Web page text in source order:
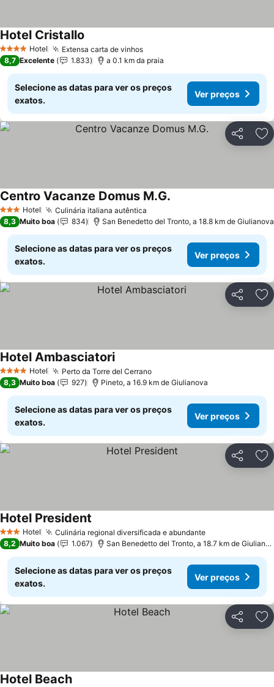
4 EstrelasHotel Extensa carta de vinhos
Hotel Cristallo
8,7 Excelente 1.833 a 0.1 km da praia
Selecione as datas para ver os preços
exatos.
Ver preços
Partilhar
3 EstrelasHotel Culinária italiana autêntica
Centro Vacanze Domus M.G.
8,3 Muito boa 834 San Benedetto del Tronto, a 18.8 km de Giulianova
Selecione as datas para ver os preços
exatos.
Ver preços
Partilhar
4 EstrelasHotel Perto da Torre del Cerrano
Hotel Ambasciatori
8,3 Muito boa 927 Pineto, a 16.9 km de Giulianova
Selecione as datas para ver os preços
exatos.
Ver preços
Partilhar
3 EstrelasHotel Culinária regional diversificada e abundante
Hotel President
8,2 Muito boa 1.067 San Benedetto del Tronto, a 18.7 km de Giulianova
Selecione as datas para ver os preços
exatos.
Ver preços
Partilhar
Hotel Beach